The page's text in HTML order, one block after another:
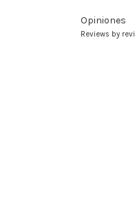
Opiniones
Reviews by revi